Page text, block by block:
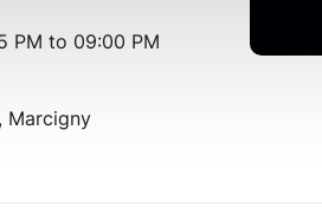
PM to 09:00 PM
Marcigny